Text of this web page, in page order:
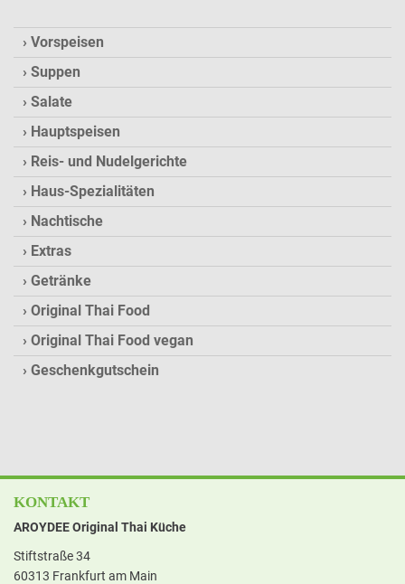
Vorspeisen
Suppen
Salate
Hauptspeisen
Reis- und Nudelgerichte
Haus-Spezialitäten
Nachtische
Extras
Getränke
Original Thai Food
Original Thai Food vegan
Geschenkgutschein
KONTAKT
AROYDEE Original Thai Küche
Stiftstraße 34
60313 Frankfurt am Main